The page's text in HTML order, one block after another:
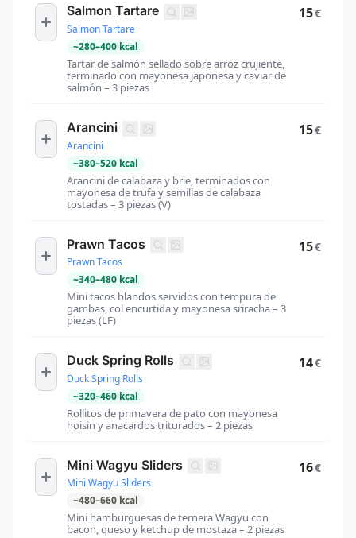
Salmon Tartare
Salmon Tartare
~280–400 kcal
Tartar de salmón sellado sobre arroz crujiente,
terminado con mayonesa japonesa y caviar de
salmón – 3 piezas
15€
Arancini
Arancini
~380–520 kcal
Arancini de calabaza y brie, terminados con
mayonesa de trufa y semillas de calabaza
tostadas – 3 piezas (V)
15€
Prawn Tacos
Prawn Tacos
~340–480 kcal
Mini tacos blandos servidos con tempura de
gambas, col encurtida y mayonesa sriracha – 3
piezas (LF)
15€
Duck Spring Rolls
Duck Spring Rolls
~320–460 kcal
Rollitos de primavera de pato con mayonesa
hoisin y anacardos triturados – 2 piezas
14€
Mini Wagyu Sliders
Mini Wagyu Sliders
~480–660 kcal
Mini hamburguesas de ternera Wagyu con
bacon, queso y ketchup de mostaza – 2 piezas
16€